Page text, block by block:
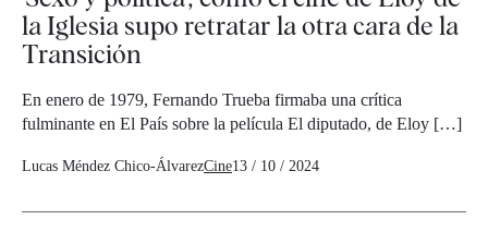
la Iglesia supo retratar la otra cara de la
Transición
En enero de 1979, Fernando Trueba firmaba una crítica
fulminante en El País sobre la película El diputado, de Eloy […]
Lucas Méndez Chico-ÁlvarezCine13 / 10 / 2024